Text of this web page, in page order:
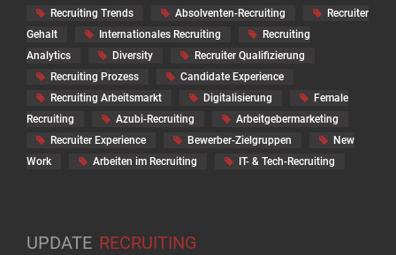
Recruiting Trends
Absolventen-Recruiting
Recruiter
Gehalt
Internationales Recruiting
Recruiting
Analytics
Diversity
Recruiter Qualifizierung
Recruiting Prozess
Candidate Experience
Recruiting Arbeitsmarkt
Digitalisierung
Female
Recruiting
Azubi-Recruiting
Arbeitgebermarketing
Recruiter Experience
Bewerber-Zielgruppen
New
Work
Arbeiten im Recruiting IT- & Tech-Recruiting
UPDATE RECRUITING